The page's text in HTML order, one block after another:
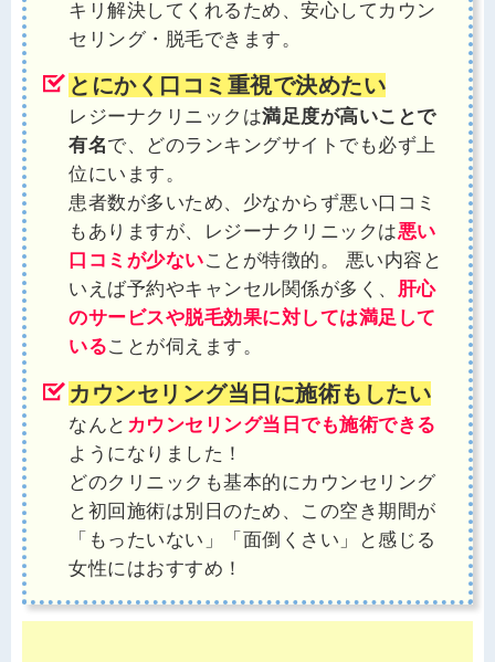
キリ解決してくれるため、安心してカウン
セリング・脱毛できます。
とにかく口コミ重視で決めたい
レジーナクリニックは満足度が高いことで
有名で、どのランキングサイトでも必ず上
位にいます。
患者数が多いため、少なからず悪い口コミ
もありますが、レジーナクリニックは悪い
口コミが少ないことが特徴的。 悪い内容と
いえば予約やキャンセル関係が多く、 肝心
のサービスや脱毛効果に対しては満足して
いることが伺えます。
カウンセリング当日に施術もしたい
なんと カウンセリング当日でも施術できる
ようになりました！
どのクリニックも基本的にカウンセリング
と初回施術は別日のため、この空き期間が
「もったいない」「面倒くさい」と感じる
女性にはおすすめ！